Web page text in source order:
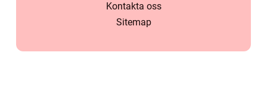
Kontakta oss
Sitemap